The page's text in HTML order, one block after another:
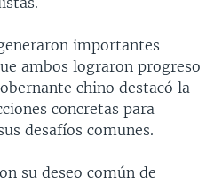
importantes
ambos lograron progreso
chino destacó la
concretas para
desafíos comunes.
su deseo común de